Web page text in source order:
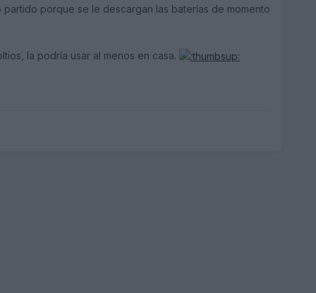
porque se le descargan las baterías de momento
la podría usar al menos en casa.